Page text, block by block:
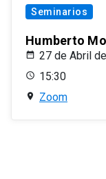
Seminarios
Humberto
27 de Abril
15:30
Zoom